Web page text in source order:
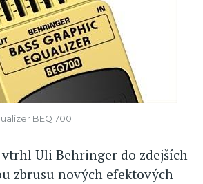
BEQ 700
Uli Behringer do zdejších
zbrusu nových efektových